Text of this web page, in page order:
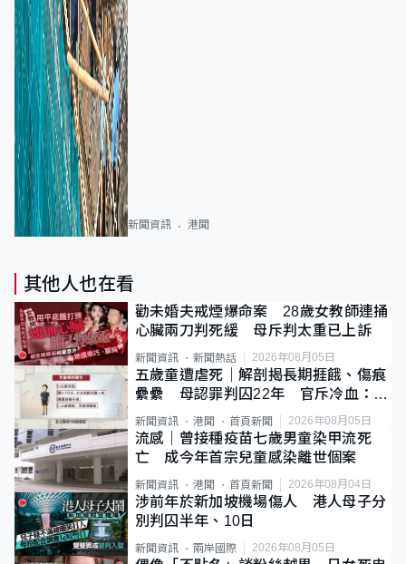
新聞資訊 港聞
其他人也在看
勸未婚夫戒煙爆命案 28歲女教師連捅
心臟兩刀判死緩 母斥判太重已上訴
新聞資訊 新聞熱話 2026年08月05日
五歲童遭虐死｜解剖揭長期捱餓、傷痕
纍纍 母認罪判囚22年 官斥冷血：同
類案最惡劣
新聞資訊 港聞 首頁新聞 2026年08月05日
流感｜曾接種疫苗七歲男童染甲流死
亡 成今年首宗兒童感染離世個案
新聞資訊 港聞 首頁新聞 2026年08月04日
涉前年於新加坡機場傷人 港人母子分
別判囚半年、10日
新聞資訊 兩岸國際 2026年08月05日